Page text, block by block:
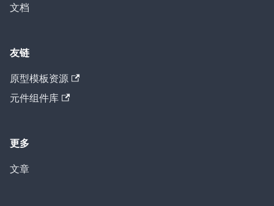
文档
友链
原型模板资源
元件组件库
更多
文章